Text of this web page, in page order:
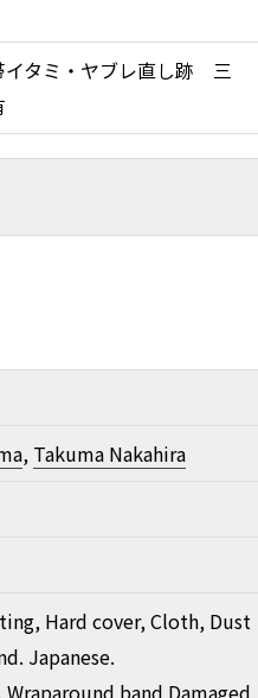
タミ・ヤブレ直し跡 三
, Takuma Nakahira
Hard cover, Cloth, Dust
Japanese.
band Damaged,